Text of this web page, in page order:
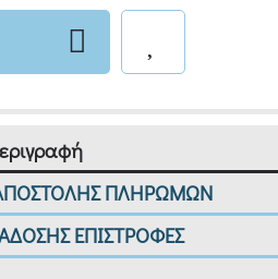
ΠΛΗΡΩΜΩΝ
ΕΠΙΣΤΡΟΦΕΣ